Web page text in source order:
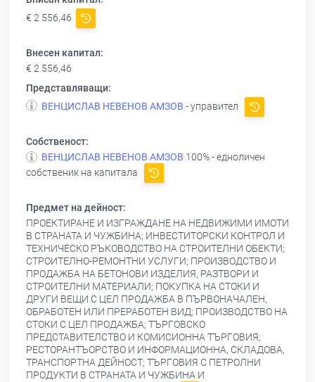
€ 2 556,46
Внесен капитал:
€ 2 556,46
Представляващи:
ВЕНЦИСЛАВ НЕВЕНОВ АМЗОВ - управител
Собственост:
ВЕНЦИСЛАВ НЕВЕНОВ АМЗОВ 100% - едноличен
собственик на капитала
Предмет на дейност:
ПРОЕКТИРАНЕ И ИЗГРАЖДАНЕ НА НЕДВИЖИМИ ИМОТИ
В СТРАНАТА И ЧУЖБИНА; ИНВЕСТИТОРСКИ КОНТРОЛ И
ТЕХНИЧЕСКО РЪКОВОДСТВО НА СТРОИТЕЛНИ ОБЕКТИ;
СТРОИТЕЛНО-РЕМОНТНИ УСЛУГИ; ПРОИЗВОДСТВО И
ПРОДАЖБА НА БЕТОНОВИ ИЗДЕЛИЯ, РАЗТВОРИ И
СТРОИТЕЛНИ МАТЕРИАЛИ; ПОКУПКА НА СТОКИ И
ДРУГИ ВЕЩИ С ЦЕЛ ПРОДАЖБА В ПЪРВОНАЧАЛЕН,
ОБРАБОТЕН ИЛИ ПРЕРАБОТЕН ВИД; ПРОИЗВОДСТВО НА
СТОКИ С ЦЕЛ ПРОДАЖБА; ТЪРГОВСКО
ПРЕДСТАВИТЕЛСТВО И КОМИСИОННА ТЪРГОВИЯ;
РЕСТОРАНТЪОРСТВО И ИНФОРМАЦИОННА, СКЛАДОВА,
ТРАНСПОРТНА ДЕЙНОСТ; ТЪРГОВИЯ С ПЕТРОЛНИ
ПРОДУКТИ В СТРАНАТА И ЧУЖБИНА И